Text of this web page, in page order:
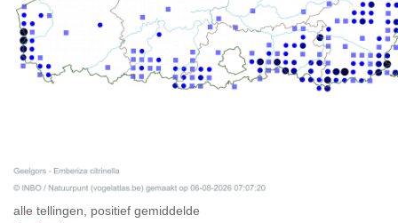
alle tellingen, positief gemiddelde